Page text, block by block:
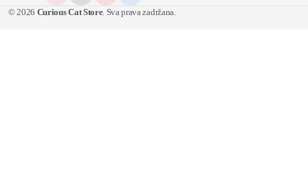
© 2026 Curious Cat Store. Sva prava zadržana.